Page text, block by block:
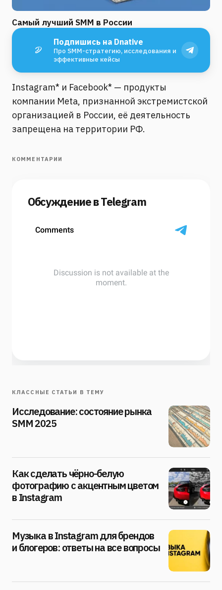
Самый лучший SMM в России
Подпишись на Dnative
Про SMM-стратегию, исследования и
эффективные кейсы
Instagram* и Facebook* — продукты
компании Meta, признанной экстремистской
организацией в России, её деятельность
запрещена на территории РФ.
КОММЕНТАРИИ
Обсуждение в Telegram
КЛАССНЫЕ СТАТЬИ В ТЕМУ
Исследование: состояние рынка
SMM 2025
Как сделать чёрно-белую
фотографию с акцентным цветом
в Instagram
Музыка в Instagram для брендов
и блогеров: ответы на все вопросы